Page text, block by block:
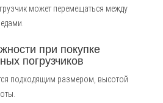
может перемещаться между
при покупке
погрузчиков
подходящим размером, высотой